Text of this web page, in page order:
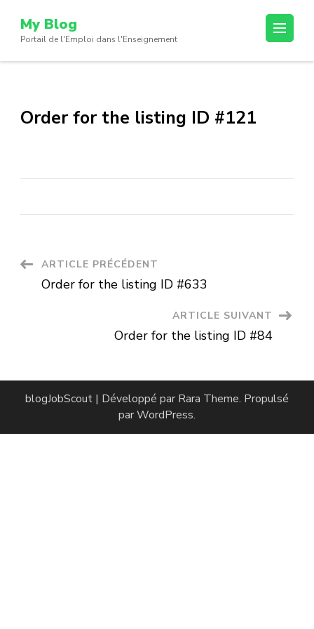
contenu
(Pressez
My Blog
Portail de l'Emploi dans l'Enseignement
Order for the listing ID #121
Navigation
d'article
ARTICLE PRÉCÉDENT
Order for the listing ID #633
ARTICLE SUIVANT
Order for the listing ID #84
blogJobScout | Développé parRara Theme. Propulsé
parWordPress.